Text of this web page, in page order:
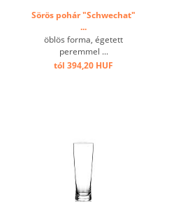
Sörös pohár "Schwechat"
...
öblös forma, égetett
peremmel ...
tól 394,20 HUF